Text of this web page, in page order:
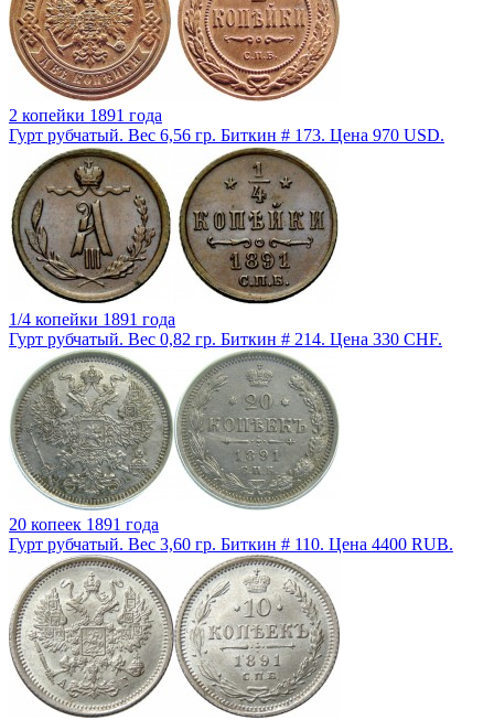
2 копейки 1891 года
Гурт рубчатый. Вес 6,56 гр. Биткин # 173. Цена 970 USD.
1/4 копейки 1891 года
Гурт рубчатый. Вес 0,82 гр. Биткин # 214. Цена 330 CHF.
20 копеек 1891 года
Гурт рубчатый. Вес 3,60 гр. Биткин # 110. Цена 4400 RUB.